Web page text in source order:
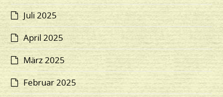
Juli 2025
April 2025
März 2025
Februar 2025